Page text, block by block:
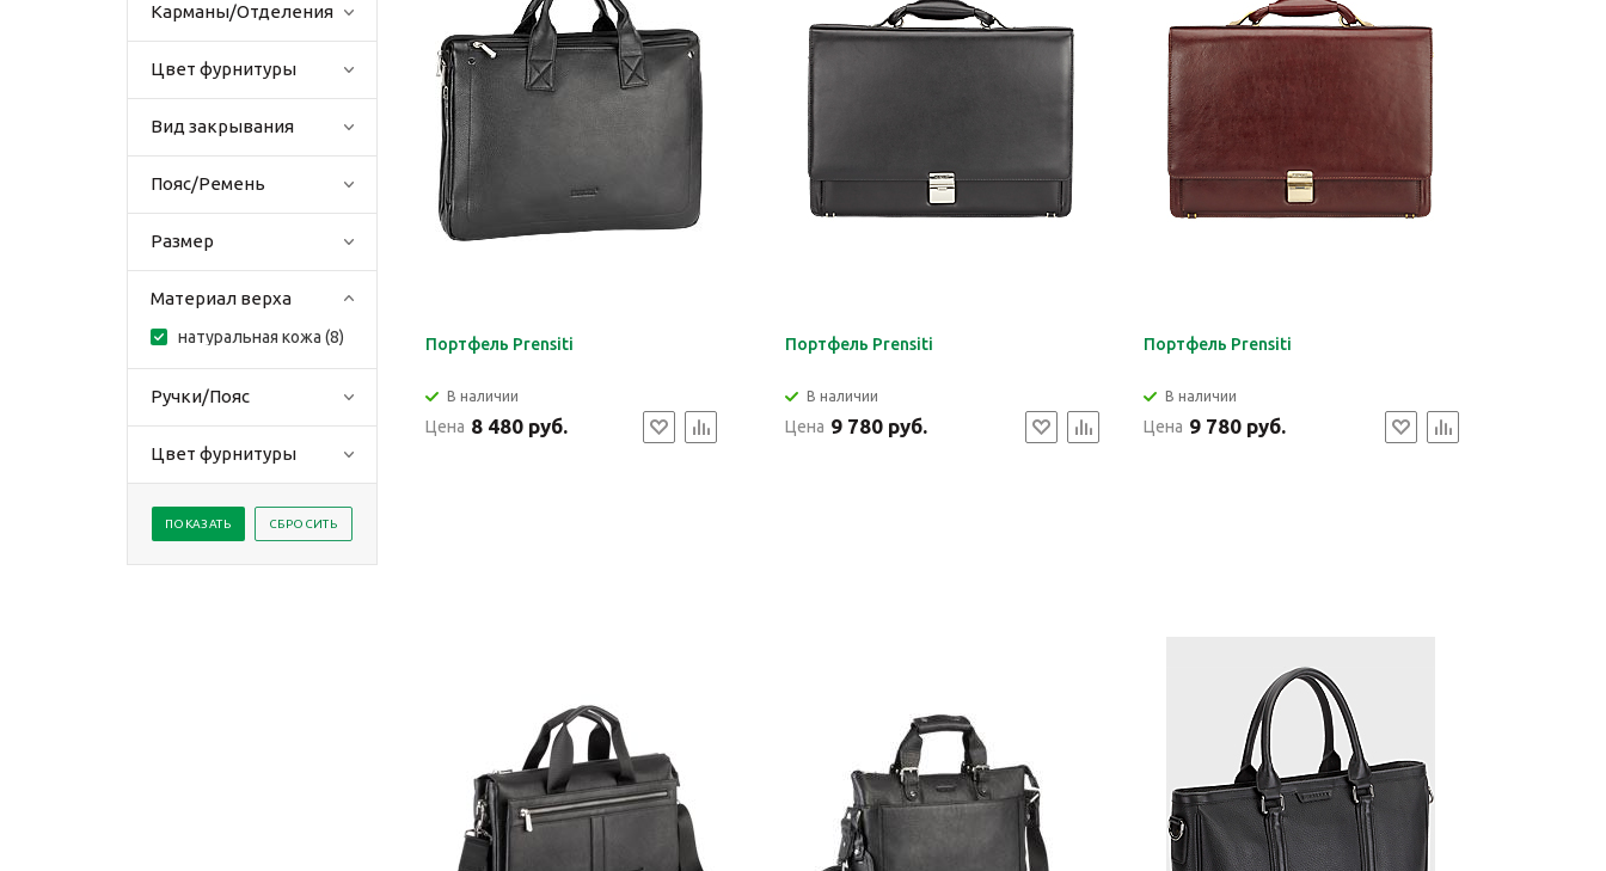
Карманы/Отделения
Цвет фурнитуры
Вид закрывания
Пояс/Ремень
Размер
Материал верха
натуральная кожа (8)
Ручки/Пояс
Цвет фурнитуры
Портфель Prensiti
В наличии
Цена 8 480 руб.
Портфель Prensiti
В наличии
Цена 9 780 руб.
Портфель Prensiti
В наличии
Цена 9 780 руб.